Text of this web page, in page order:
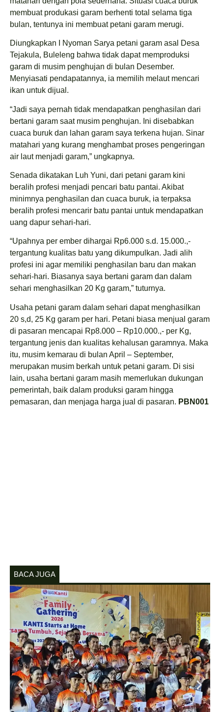
membuat produkasi garam berhenti total selama tiga
bulan, tentunya ini membuat petani garam merugi.
Diungkapkan I Nyoman Sarya petani garam asal Desa
Tejakula, Buleleng bahwa tidak dapat memproduksi
garam di musim penghujan di bulan Desember.
Menyiasati pendapatannya, ia memilih melaut mencari
ikan untuk dijual.
“Jadi saya pernah tidak mendapatkan penghasilan dari
bertani garam saat musim penghujan. Ini disebabkan
cuaca buruk dan lahan garam saya terkena hujan. Sinar
matahari yang kurang menghambat proses pengeringan
air laut menjadi garam,” ungkapnya.
Senada dikatakan Luh Yuni, dari petani garam kini
beralih profesi menjadi pencari batu pantai. Akibat
minimnya penghasilan dan cuaca buruk, ia terpaksa
beralih profesi mencarir batu pantai untuk mendapatkan
uang dapur sehari-hari.
“Upahnya per ember dihargai Rp6.000 s.d. 15.000.,-
tergantung kualitas batu yang dikumpulkan. Jadi alih
profesi ini agar memiliki penghasilan baru dan makan
sehari-hari. Biasanya saya bertani garam dan dalam
sehari menghasilkan 20 Kg garam,” tuturnya.
Usaha petani garam dalam sehari dapat menghasilkan
20 s,d, 25 Kg garam per hari. Petani biasa menjual garam
di pasaran mencapai Rp8.000 – Rp10.000.,- per Kg,
tergantung jenis dan kualitas kehalusan garamnya. Maka
itu, musim kemarau di bulan April – September,
merupakan musim berkah untuk petani garam. Di sisi
lain, usaha bertani garam masih memerlukan dukungan
pemerintah, baik dalam produksi garam hingga
pemasaran, dan menjaga harga jual di pasaran. PBN001
BACA JUGA